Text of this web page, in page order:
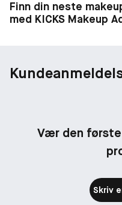
Finn din neste
med KICKS Makeup
Vær den
Skriv